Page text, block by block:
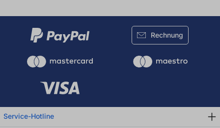
Rechnung
Service-Hotline